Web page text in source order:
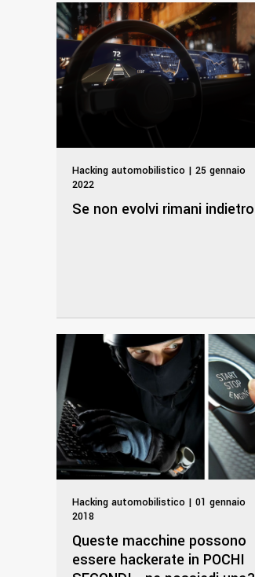
Hacking automobilistico | 25 gennaio
2022
Se non evolvi rimani indietro
Hacking automobilistico | 01 gennaio
2018
Queste macchine possono
essere hackerate in POCHI